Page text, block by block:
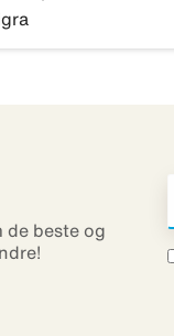
de beste og